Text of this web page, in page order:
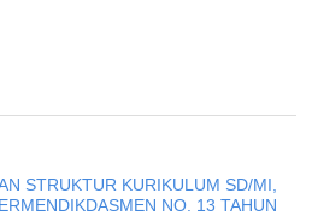
STRUKTUR KURIKULUM SD/MI,
NO. 13 TAHUN